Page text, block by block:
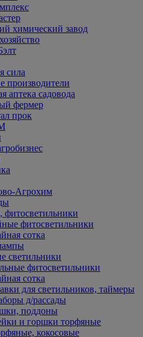
химический завод
сила
производители
аптека садовода
фермер
прок
Агрохим
фитосветильники
сотка
светильники
фитосветильники
сотка
для светильников, таймеры
д/рассады
поддоны
и горшки торфяные
кокосовые